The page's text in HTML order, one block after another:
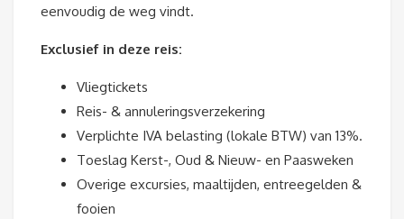
eenvoudig de weg vindt.
Exclusief in deze reis:
Vliegtickets
Reis- & annuleringsverzekering
Verplichte IVA belasting (lokale BTW) van 13%.
Toeslag Kerst-, Oud & Nieuw- en Paasweken
Overige excursies, maaltijden, entreegelden &
fooien